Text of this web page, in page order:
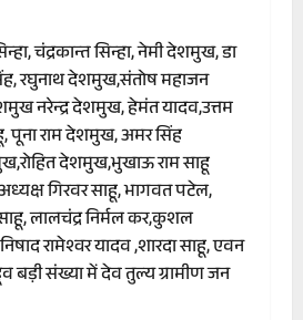
चंद्रकान्त सिन्हा, नेमी देशमुख, डा
रघुनाथ देशमुख,संतोष महाजन
नरेन्द्र देशमुख, हेमंत यादव,उत्तम
पूना राम देशमुख, अमर सिंह
देशमुख,भुखाऊ राम साहू
गिरवर साहू, भागवत पटेल,
लालचंद्र निर्मल कर,कुशल
रामेश्वर यादव ,शारदा साहू, एवन
बड़ी संख्या में देव तुल्य ग्रामीण जन